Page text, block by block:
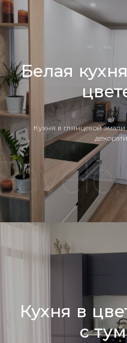
Белая
Кухня в глянцевой
Кухня в
с